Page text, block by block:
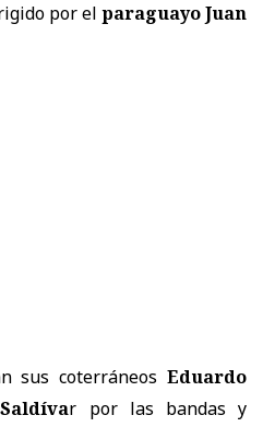
por el paraguayo Juan
sus coterráneos Eduardo
r por las bandas y